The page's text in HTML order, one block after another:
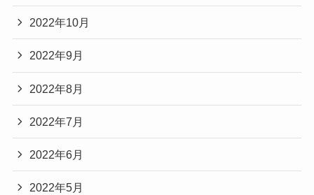
2022年10月
2022年9月
2022年8月
2022年7月
2022年6月
2022年5月